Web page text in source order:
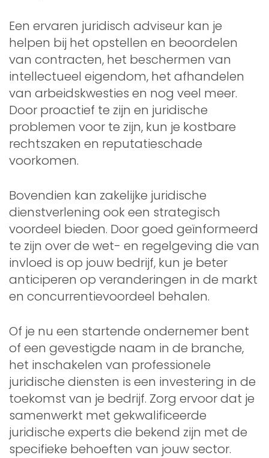
Een ervaren juridisch adviseur kan je
helpen bij het opstellen en beoordelen
van contracten, het beschermen van
intellectueel eigendom, het afhandelen
van arbeidskwesties en nog veel meer.
Door proactief te zijn en juridische
problemen voor te zijn, kun je kostbare
rechtszaken en reputatieschade
voorkomen.
Bovendien kan zakelijke juridische
dienstverlening ook een strategisch
voordeel bieden. Door goed geïnformeerd
te zijn over de wet- en regelgeving die van
invloed is op jouw bedrijf, kun je beter
anticiperen op veranderingen in de markt
en concurrentievoordeel behalen.
Of je nu een startende ondernemer bent
of een gevestigde naam in de branche,
het inschakelen van professionele
juridische diensten is een investering in de
toekomst van je bedrijf. Zorg ervoor dat je
samenwerkt met gekwalificeerde
juridische experts die bekend zijn met de
specifieke behoeften van jouw sector.